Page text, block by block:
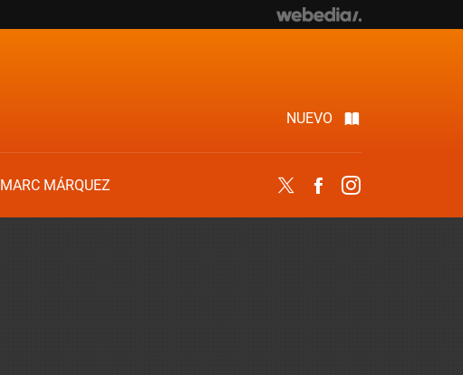
NUEVO
MARC MÁRQUEZ
Twitter Facebook